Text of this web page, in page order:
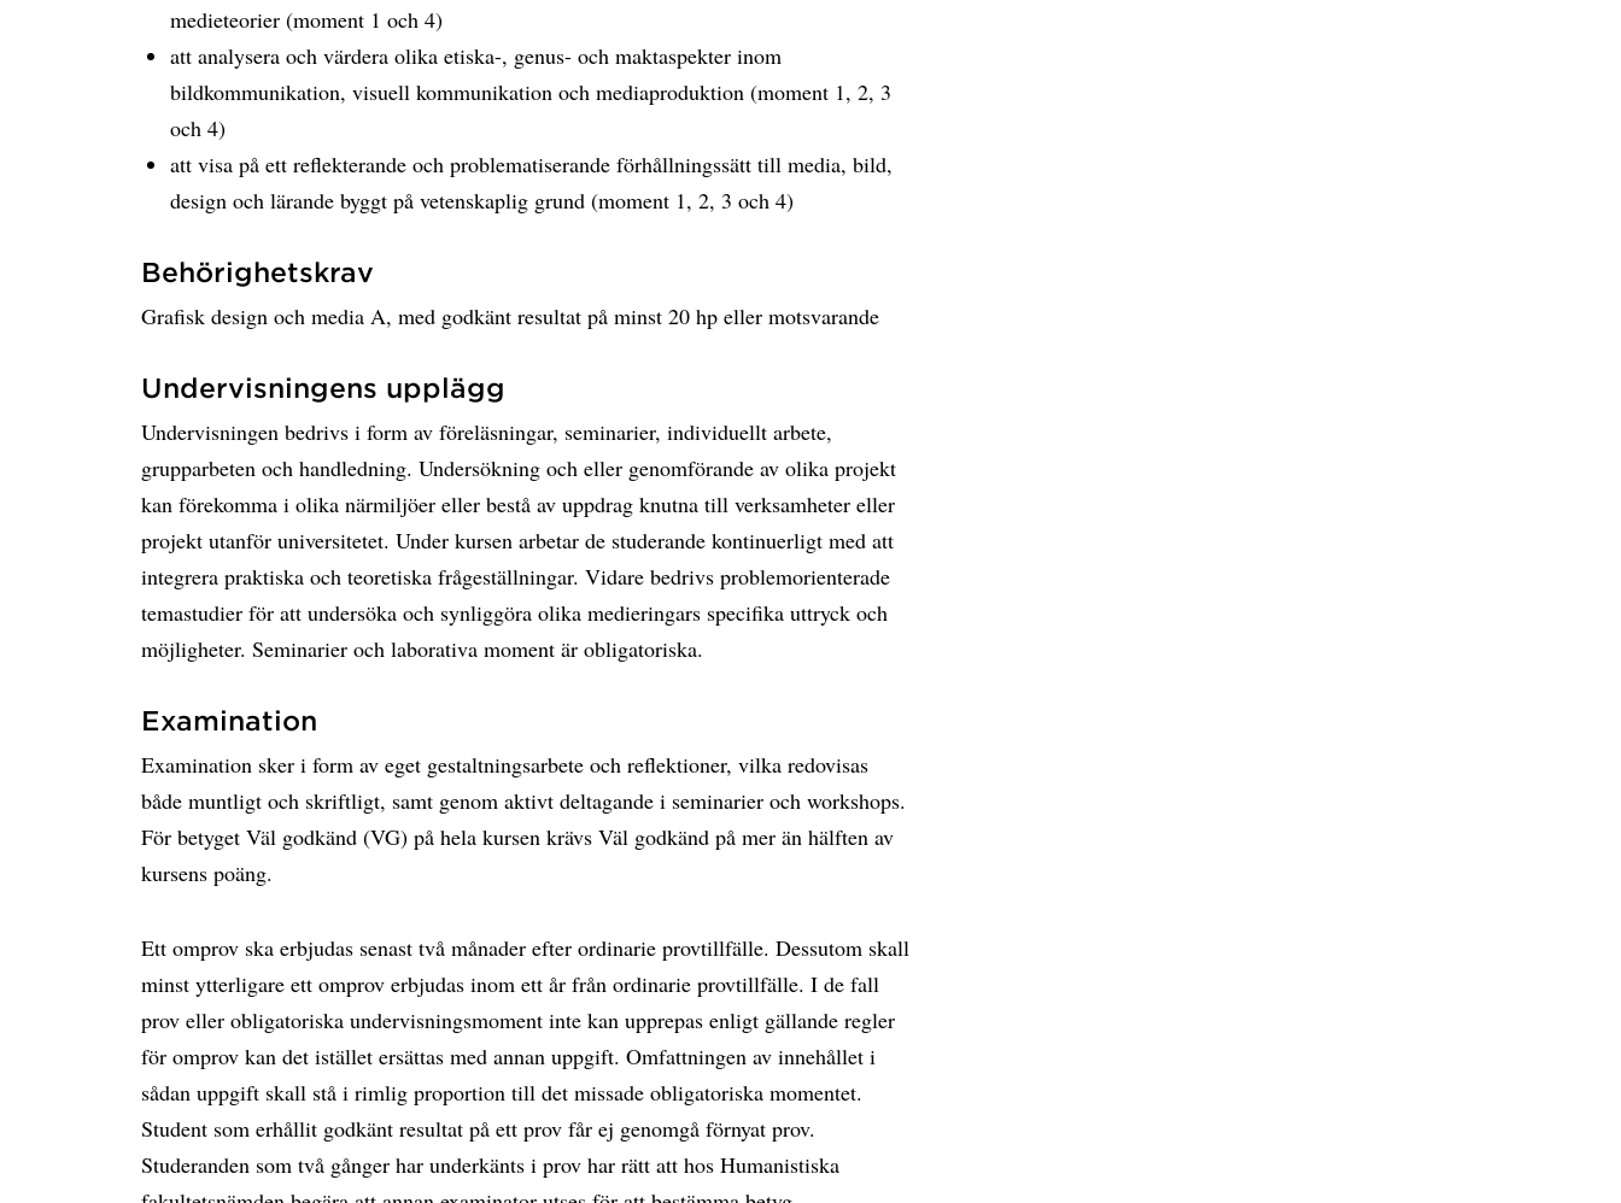
medieteorier (moment 1 och 4)
att analysera och värdera olika etiska-, genus- och maktaspekter inom
bildkommunikation, visuell kommunikation och mediaproduktion (moment 1, 2, 3
och 4)
att visa på ett reflekterande och problematiserande förhållningssätt till media, bild,
design och lärande byggt på vetenskaplig grund (moment 1, 2, 3 och 4)
Behörighetskrav
Grafisk design och media A, med godkänt resultat på minst 20 hp eller motsvarande
Undervisningens upplägg
Undervisningen bedrivs i form av föreläsningar, seminarier, individuellt arbete,
grupparbeten och handledning. Undersökning och eller genomförande av olika projekt
kan förekomma i olika närmiljöer eller bestå av uppdrag knutna till verksamheter eller
projekt utanför universitetet. Under kursen arbetar de studerande kontinuerligt med att
integrera praktiska och teoretiska frågeställningar. Vidare bedrivs problemorienterade
temastudier för att undersöka och synliggöra olika medieringars specifika uttryck och
möjligheter. Seminarier och laborativa moment är obligatoriska.
Examination
Examination sker i form av eget gestaltningsarbete och reflektioner, vilka redovisas
både muntligt och skriftligt, samt genom aktivt deltagande i seminarier och workshops.
För betyget Väl godkänd (VG) på hela kursen krävs Väl godkänd på mer än hälften av
kursens poäng.
Ett omprov ska erbjudas senast två månader efter ordinarie provtillfälle. Dessutom skall
minst ytterligare ett omprov erbjudas inom ett år från ordinarie provtillfälle. I de fall
prov eller obligatoriska undervisningsmoment inte kan upprepas enligt gällande regler
för omprov kan det istället ersättas med annan uppgift. Omfattningen av innehållet i
sådan uppgift skall stå i rimlig proportion till det missade obligatoriska momentet.
Student som erhållit godkänt resultat på ett prov får ej genomgå förnyat prov.
Studeranden som två gånger har underkänts i prov har rätt att hos Humanistiska